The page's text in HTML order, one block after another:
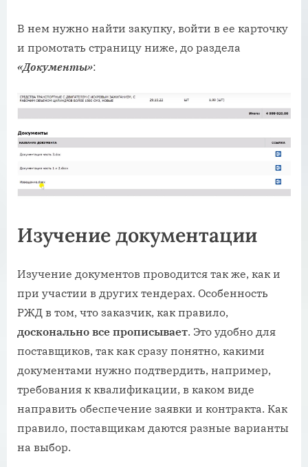
В нем нужно найти закупку, войти в ее карточку
и промотать страницу ниже, до раздела
«Документы»:
Изучение документации
Изучение документов проводится так же, как и
при участии в других тендерах. Особенность
РЖД в том, что заказчик, как правило,
досконально все прописывает. Это удобно для
поставщиков, так как сразу понятно, какими
документами нужно подтвердить, например,
требования к квалификации, в каком виде
направить обеспечение заявки и контракта. Как
правило, поставщикам даются разные варианты
на выбор.